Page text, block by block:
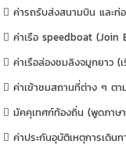
 ค่ารถรับส่งสนามบิน และท่
 ค่าเรือ speedboat (Join
 ค่าเรือล่องชมลิงจมูกยาว (
 ค่าเข้าชมสถานที่ต่าง ๆ ตา
 มัคคุเทศก์ท้องถิ่น (พูดภาษ
 ค่าประกันอุบัติเหตุการเดิน